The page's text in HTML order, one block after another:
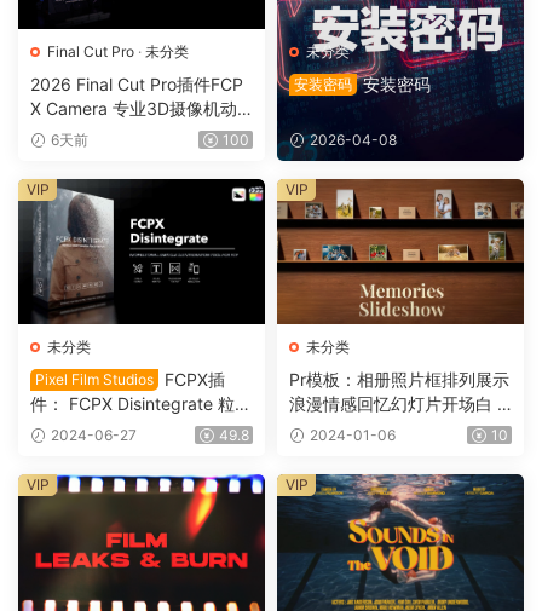
Final Cut Pro · 未分类
2026 Final Cut Pro插件FCP
X Camera 专业3D摄像机动
态镜头运动0164
6天前 100
未分类
安装密码 安装密码
2026-04-08
未分类
Pixel Film Studios
FCPX插
件： FCPX Disintegrate 粒子
消散沙化分解颗粒插件 Final
2024-06-27 49.8
VIP
未分类
Pr模板：相册照片框排列展示
浪漫情感回忆幻灯片开场白 M
emories Slideshow 1096
2024-01-06 10
VIP
VIP VIP